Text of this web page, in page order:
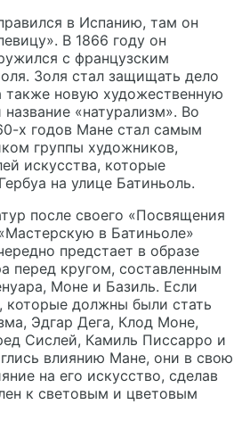
в Испанию, там он
В 1866 году он
с французским
Золя стал защищать дело
новую художественную
«натурализм». Во
х годов Мане стал самым
группы художников,
искусства, которые
на улице Батиньоль.
после своего «Посвящения
в Батиньоле»
предстает в образе
перед кругом, составленным
Моне и Базиль. Если
должны были стать
Эдгар Дега, Клод Моне,
Сислей, Камиль Писсарро и
влиянию Мане, они в свою
на его искусство, сделав
к световым и цветовым